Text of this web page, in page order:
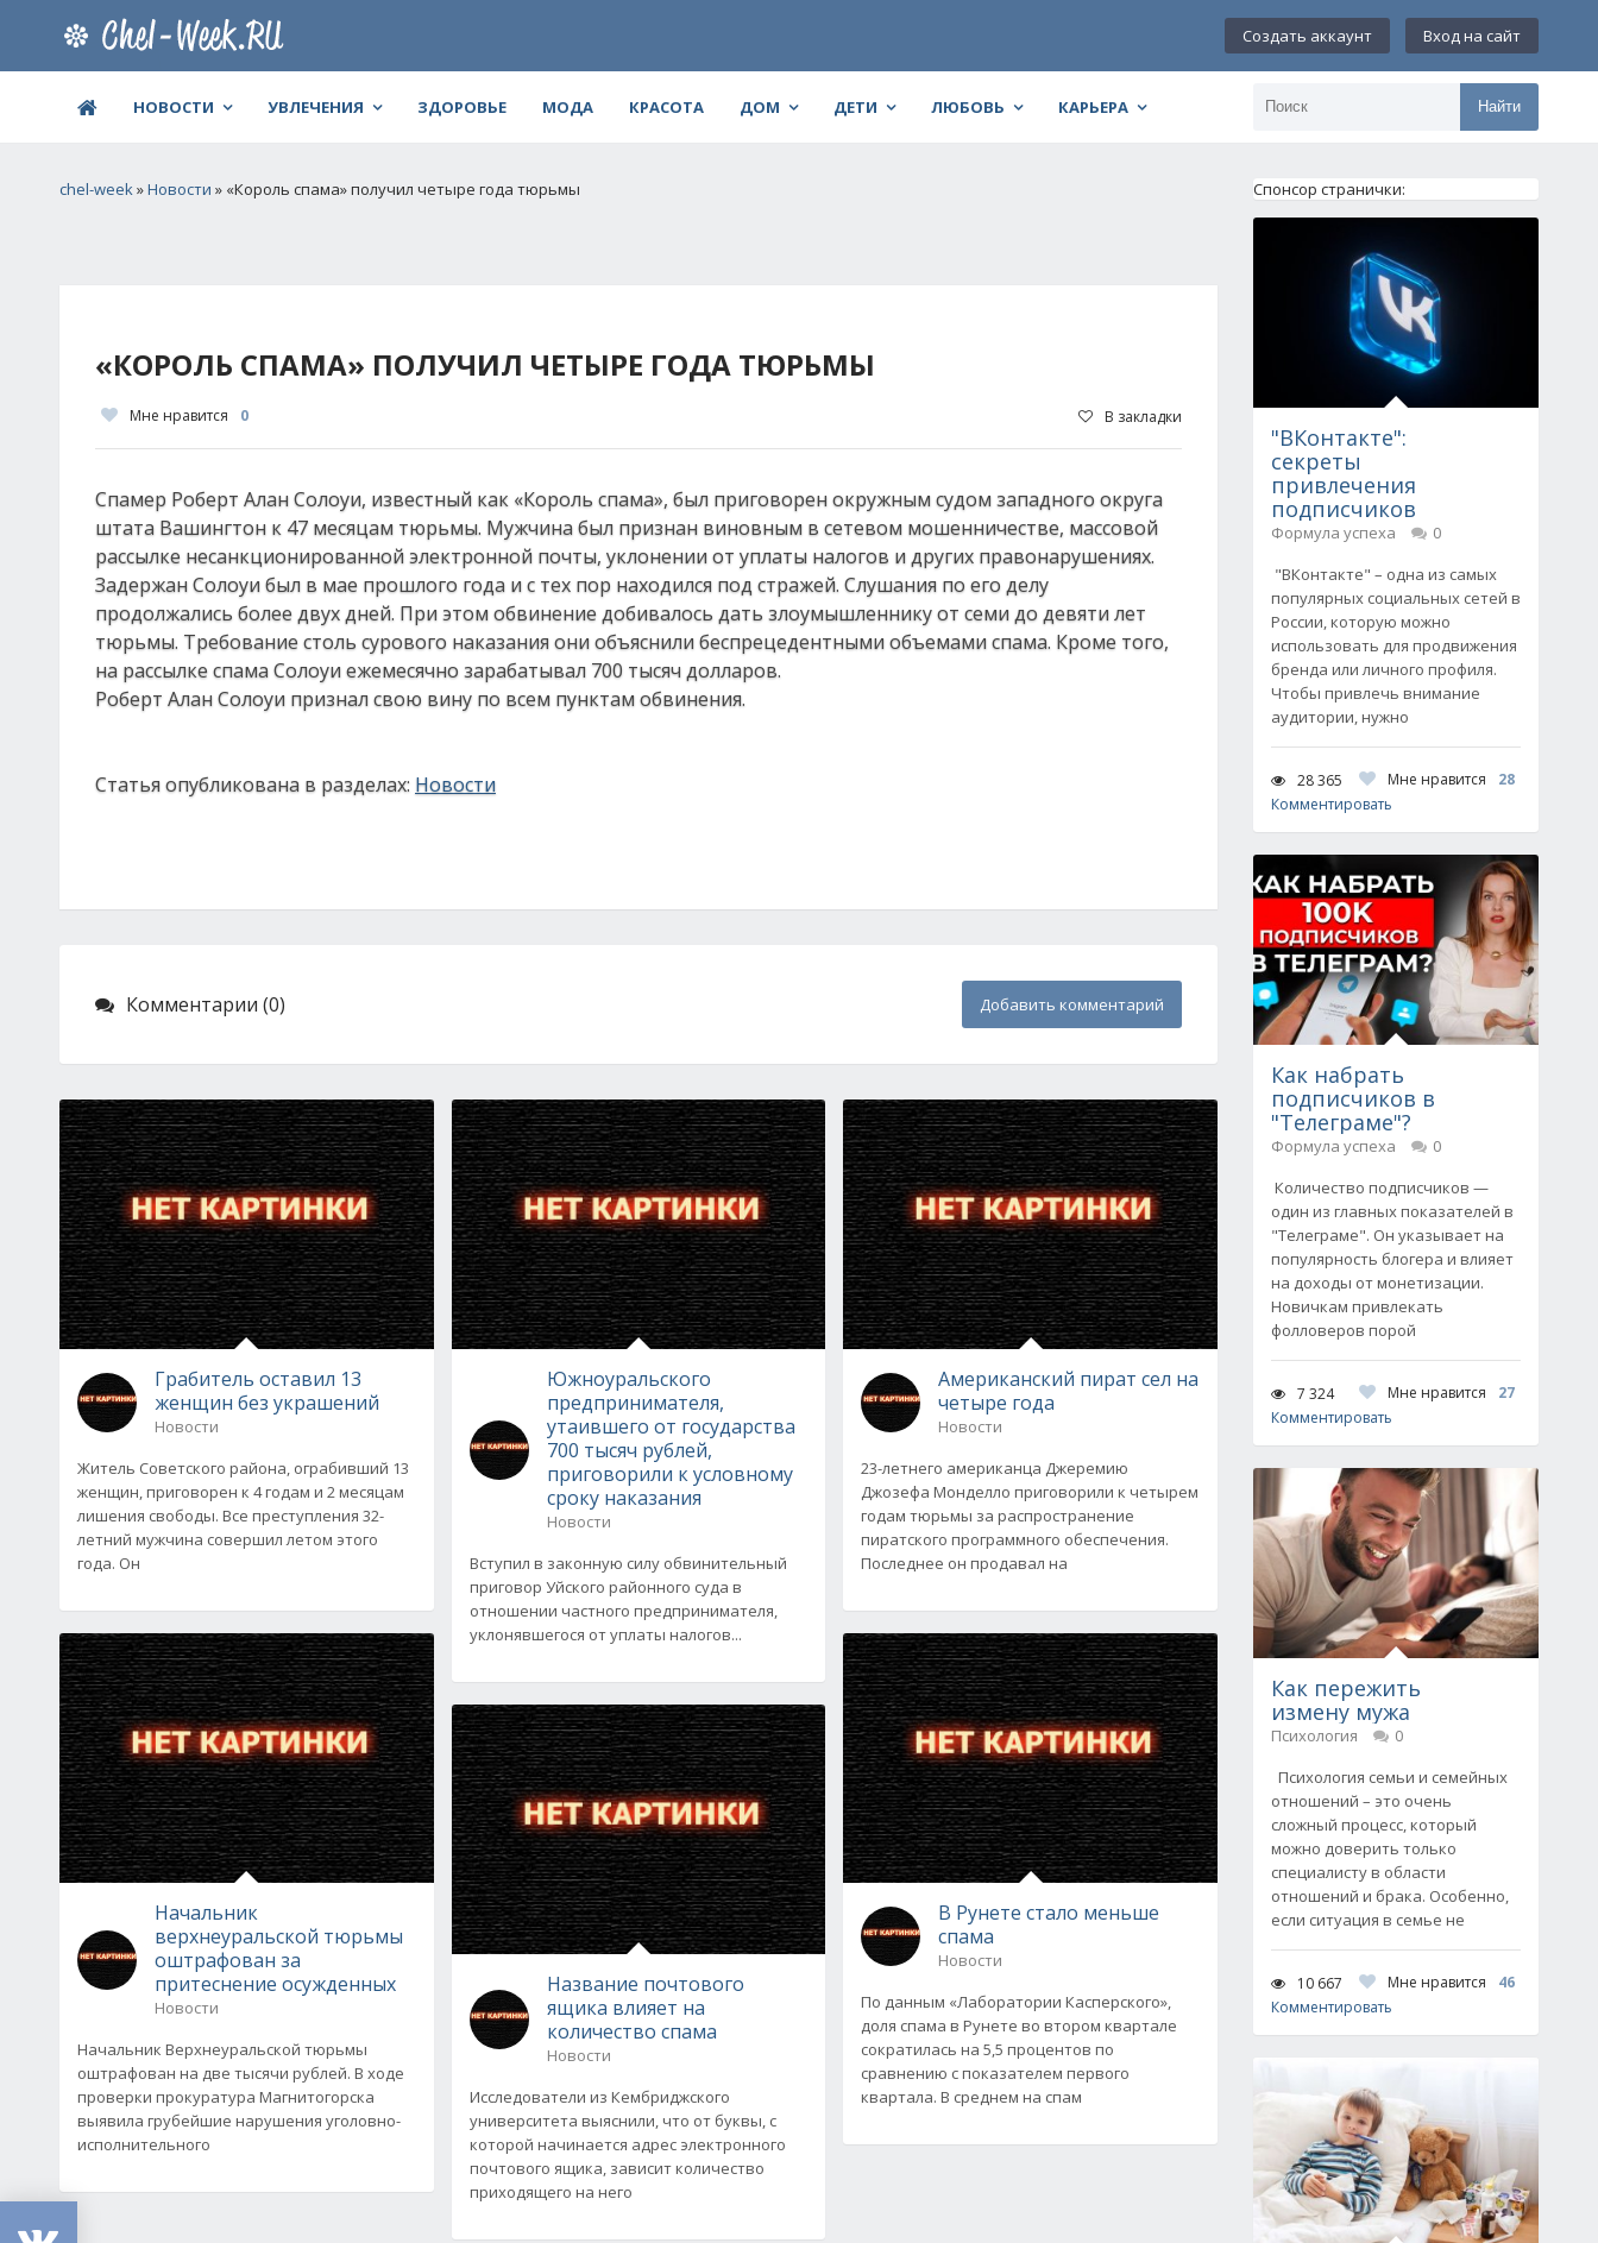
Создать аккаунт Вход на сайт
НОВОСТИ УВЛЕЧЕНИЯ ЗДОРОВЬЕ МОДА КРАСОТА ДОМ ДЕТИ ЛЮБОВЬ КАРЬЕРА Найти
chel-week»Новости » «Король спама» получил четыре года тюрьмы
«КОРОЛЬ СПАМА» ПОЛУЧИЛ ЧЕТЫРЕ ГОДА ТЮРЬМЫ
Мне нравится 0 В закладки
Спамер Роберт Алан Солоуи, известный как «Король спама», был приговорен окружным судом западного округа
штата Вашингтон к 47 месяцам тюрьмы. Мужчина был признан виновным в сетевом мошенничестве, массовой
рассылке несанкционированной электронной почты, уклонении от уплаты налогов и других правонарушениях.
Задержан Солоуи был в мае прошлого года и с тех пор находился под стражей. Слушания по его делу
продолжались более двух дней. При этом обвинение добивалось дать злоумышленнику от семи до девяти лет
тюрьмы. Требование столь сурового наказания они объяснили беспрецедентными объемами спама. Кроме того,
на рассылке спама Солоуи ежемесячно зарабатывал 700 тысяч долларов.
Роберт Алан Солоуи признал свою вину по всем пунктам обвинения.
Статья опубликована в разделах: Новости
Комментарии (0) Добавить комментарий
Грабитель оставил 13
женщин без украшений
Новости
Житель Советского района, ограбивший 13
женщин, приговорен к 4 годам и 2 месяцам
лишения свободы. Все преступления 32-
летний мужчина совершил летом этого
года. Он
Начальник
верхнеуральской тюрьмы
оштрафован за
притеснение осужденных
Новости
Начальник Верхнеуральской тюрьмы
оштрафован на две тысячи рублей. В ходе
проверки прокуратура Магнитогорска
выявила грубейшие нарушения уголовно-
исполнительного
Южноуральского
предпринимателя,
утаившего от государства
700 тысяч рублей,
приговорили к условному
сроку наказания
Новости
Вступил в законную силу обвинительный
приговор Уйского районного суда в
отношении частного предпринимателя,
уклонявшегося от уплаты налогов...
Название почтового
ящика влияет на
количество спама
Новости
Исследователи из Кембриджского
университета выяснили, что от буквы, с
которой начинается адрес электронного
почтового ящика, зависит количество
приходящего на него
Американский пират сел на
четыре года
Новости
23-летнего американца Джеремию
Джозефа Монделло приговорили к четырем
годам тюрьмы за распространение
пиратского программного обеспечения.
Последнее он продавал на
В Рунете стало меньше
спама
Новости
По данным «Лаборатории Касперского»,
доля спама в Рунете во втором квартале
сократилась на 5,5 процентов по
сравнению с показателем первого
квартала. В среднем на спам
Спонсор странички:
"ВКонтакте":
секреты
привлечения
подписчиков
Формула успеха
0
"ВКонтакте" – одна из самых
популярных социальных сетей в
России, которую можно
использовать для продвижения
бренда или личного профиля.
Чтобы привлечь внимание
аудитории, нужно
28 365 Мне нравится
28
Комментировать
Как набрать
подписчиков в
"Телеграме"?
Формула успеха
0
Количество подписчиков —
один из главных показателей в
"Телеграме". Он указывает на
популярность блогера и влияет
на доходы от монетизации.
Новичкам привлекать
фолловеров порой
7 324 Мне нравится
27
Комментировать
Как пережить
измену мужа
Психология
0
Психология семьи и семейных
отношений – это очень
сложный процесс, который
можно доверить только
специалисту в области
отношений и брака. Особенно,
если ситуация в семье не
10 667 Мне нравится
46
Комментировать